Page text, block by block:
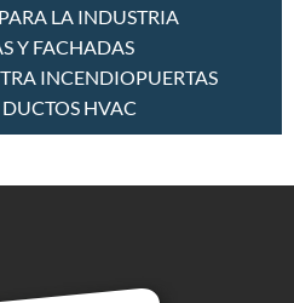
LA INDUSTRIA
Y FACHADAS
INCENDIOPUERTAS
HVAC